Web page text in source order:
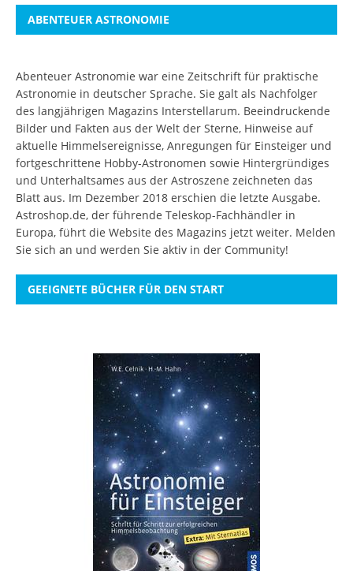
ABENTEUER ASTRONOMIE
Abenteuer Astronomie war eine Zeitschrift für praktische
Astronomie in deutscher Sprache. Sie galt als Nachfolger
des langjährigen Magazins Interstellarum. Beeindruckende
Bilder und Fakten aus der Welt der Sterne, Hinweise auf
aktuelle Himmelsereignisse, Anregungen für Einsteiger und
fortgeschrittene Hobby-Astronomen sowie Hintergründiges
und Unterhaltsames aus der Astroszene zeichneten das
Blatt aus. Im Dezember 2018 erschien die letzte Ausgabe.
Astroshop.de, der führende Teleskop-Fachhändler in
Europa, führt die Website des Magazins jetzt weiter. Melden
Sie sich an und werden Sie aktiv in der Community!
GEEIGNETE BÜCHER FÜR DEN START